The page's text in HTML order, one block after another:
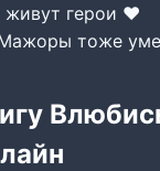
живут герои ❤️
тоже